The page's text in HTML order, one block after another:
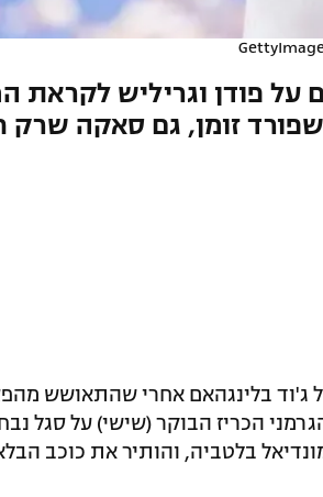
על פודן וגריליש לקראת
זומן, גם סאקה שרק
ג'וד בלינגהאם אחרי שהתאושש
הכריז הבוקר (שישי) על סגל
בלטביה, והותיר את כוכב